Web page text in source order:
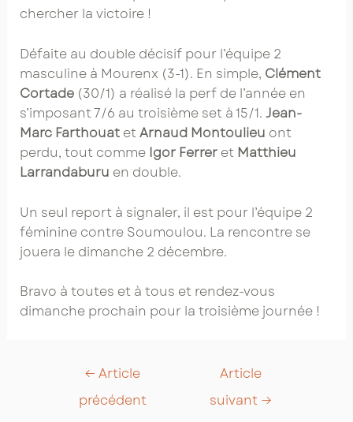
chercher la victoire !
Défaite au double décisif pour l’équipe 2
masculine à Mourenx (3-1). En simple, Clément
Cortade(30/1) a réalisé la perf de l’année en
s’imposant 7/6 au troisième set à 15/1. Jean-
Marc FarthouatetArnaud Montoulieu ont
perdu, tout comme Igor Ferreret Matthieu
Larrandaburu en double.
Un seul report à signaler, il est pour l’équipe 2
féminine contre Soumoulou. La rencontre se
jouera le dimanche 2 décembre.
Bravo à toutes et à tous et rendez-vous
dimanche prochain pour la troisième journée !
← Article
précédent
Article
suivant →